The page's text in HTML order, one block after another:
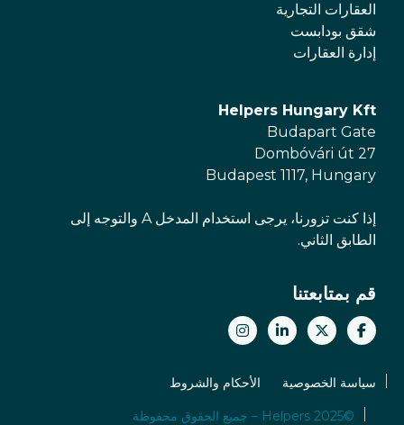
العقارات التجارية
شقق بودابست
إدارة العقارات
Helpers Hungary Kft
Budapart Gate
Dombóvári út 27
Budapest 1117, Hungary
إذا كنت تزورنا، يرجى استخدام المدخل A والتوجه إلى
الطابق الثاني.
قم بمتابعتنا
سياسة الخصوصية الأحكام والشروط
©2025 Helpers – جميع الحقوق محفوظة